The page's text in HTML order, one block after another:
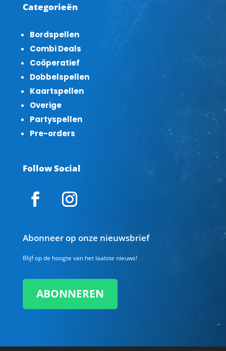
Categorieën
Bordspellen
Combi Deals
Coöperatief
Dobbelspellen
Kaartspellen
Overige
Partyspellen
Pre-orders
Follow Social
Abonneer op onze nieuwsbrief
Blijf op de hoogte van het laatste nieuws!
ABONNEREN